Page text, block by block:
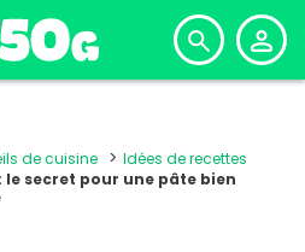
de cuisine
Idées de recettes
secret pour une pâte bien